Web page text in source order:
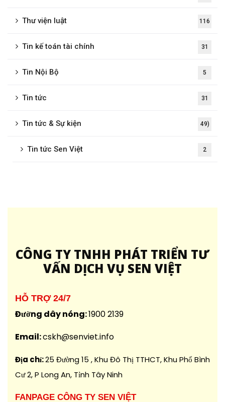
Thư viện luật 116
Tin kế toán tài chính 31
Tin Nội Bộ 5
Tin tức 31
Tin tức & Sự kiện 49)
Tin tức Sen Việt 2
CÔNG
VẤN DỊCH VỤ SEN VIỆT
HỖ TRỢ 24/7
Email:cskh@senviet.info
Địa chỉ:25 Đường 15 , Khu Đô Thị TTHCT, Khu Phố Bình Cư